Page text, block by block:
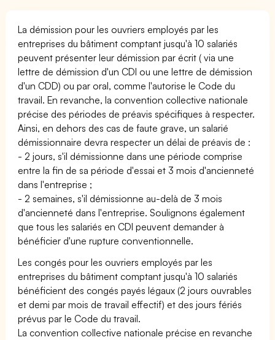
La démission pour les ouvriers employés par les
entreprises du bâtiment comptant jusqu'à 10 salariés
peuvent présenter leur démission par écrit ( via une
lettre de démission d'un CDI ou une lettre de démission
d'un CDD) ou par oral, comme l'autorise le Code du
travail. En revanche, la convention collective nationale
précise des périodes de préavis spécifiques à respecter.
Ainsi, en dehors des cas de faute grave, un salarié
démissionnaire devra respecter un délai de préavis de :
- 2 jours, s'il démissionne dans une période comprise
entre la fin de sa période d'essai et 3 mois d'ancienneté
dans l'entreprise ;
- 2 semaines, s'il démissionne au-delà de 3 mois
d'ancienneté dans l'entreprise. Soulignons également
que tous les salariés en CDI peuvent demander à
bénéficier d'une rupture conventionnelle.
Les congés pour les ouvriers employés par les
entreprises du bâtiment comptant jusqu'à 10 salariés
bénéficient des congés payés légaux (2 jours ouvrables
et demi par mois de travail effectif) et des jours fériés
prévus par le Code du travail.
La convention collective nationale précise en revanche